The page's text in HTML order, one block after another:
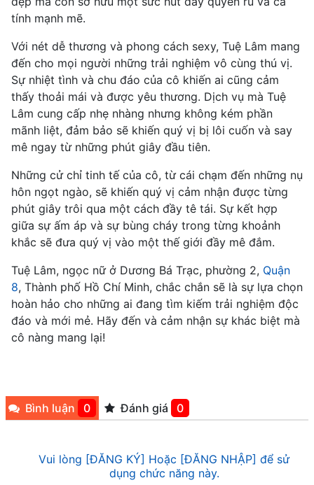
tính mạnh mẽ.
Với nét dễ thương và phong cách sexy, Tuệ Lâm mang
đến cho mọi người những trải nghiệm vô cùng thú vị.
Sự nhiệt tình và chu đáo của cô khiến ai cũng cảm
thấy thoải mái và được yêu thương. Dịch vụ mà Tuệ
Lâm cung cấp nhẹ nhàng nhưng không kém phần
mãnh liệt, đảm bảo sẽ khiến quý vị bị lôi cuốn và say
mê ngay từ những phút giây đầu tiên.
Những cử chỉ tinh tế của cô, từ cái chạm đến những nụ
hôn ngọt ngào, sẽ khiến quý vị cảm nhận được từng
phút giây trôi qua một cách đầy tê tái. Sự kết hợp
giữa sự ấm áp và sự bùng cháy trong từng khoảnh
khắc sẽ đưa quý vị vào một thế giới đầy mê đắm.
Tuệ Lâm, ngọc nữ ở Dương Bá Trạc, phường 2, Quận
8, Thành phố Hồ Chí Minh, chắc chắn sẽ là sự lựa chọn
hoàn hảo cho những ai đang tìm kiếm trải nghiệm độc
đáo và mới mẻ. Hãy đến và cảm nhận sự khác biệt mà
cô nàng mang lại!
Bình luận 0 Đánh giá 0
Vui lòng [ĐĂNG KÝ] Hoặc [ĐĂNG NHẬP] để sử
dụng chức năng này.